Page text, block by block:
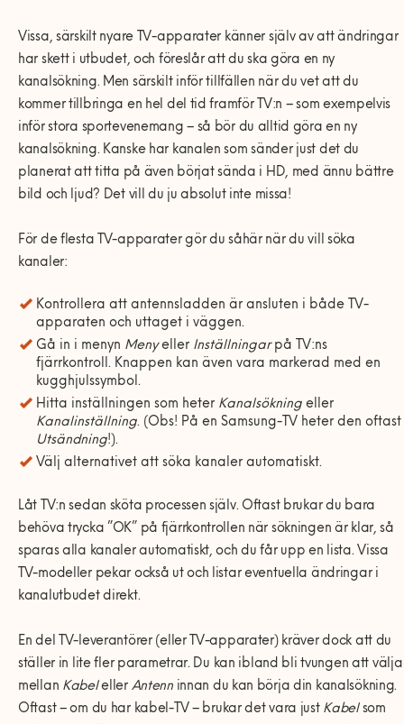
Vissa, särskilt nyare TV-apparater känner själv av att ändringar
har skett i utbudet, och föreslår att du ska göra en ny
kanalsökning. Men särskilt inför tillfällen när du vet att du
kommer tillbringa en hel del tid framför TV:n – som exempelvis
inför stora sportevenemang – så bör du alltid göra en ny
kanalsökning. Kanske har kanalen som sänder just det du
planerat att titta på även börjat sända i HD, med ännu bättre
bild och ljud? Det vill du ju absolut inte missa!
För de flesta TV-apparater gör du såhär när du vill söka
kanaler:
Kontrollera att antennsladden är ansluten i både TV-
apparaten och uttaget i väggen.
Gå in i menyn Menyeller Inställningarpå TV:ns
fjärrkontroll. Knappen kan även vara markerad med en
kugghjulssymbol.
Hitta inställningen som heter Kanalsökning eller
Kanalinställning. (Obs! På en Samsung-TV heter den oftast
Utsändning!).
Välj alternativet att söka kanaler automatiskt.
Låt TV:n sedan sköta processen själv. Oftast brukar du bara
behöva trycka ”OK” på fjärrkontrollen när sökningen är klar, så
sparas alla kanaler automatiskt, och du får upp en lista.Vissa
TV-modeller pekar också ut och listar eventuella ändringar i
kanalutbudet direkt.
En del TV-leverantörer (eller TV-apparater) kräver dock att du
ställer in lite fler parametrar. Du kan ibland bli tvungen att välja
mellan Kabeleller Antenninnan du kan börja din kanalsökning.
Oftast – om du harkabel-TV – brukar det vara just Kabelsom